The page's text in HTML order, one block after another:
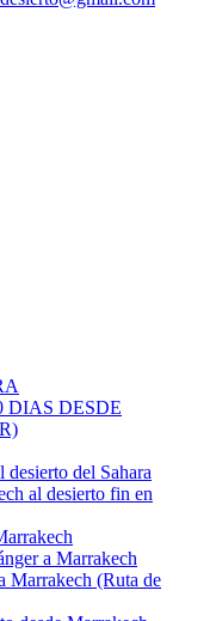
DIAS DESDE
del Sahara
al desierto fin en
a Marrakech
Marrakech (Ruta de